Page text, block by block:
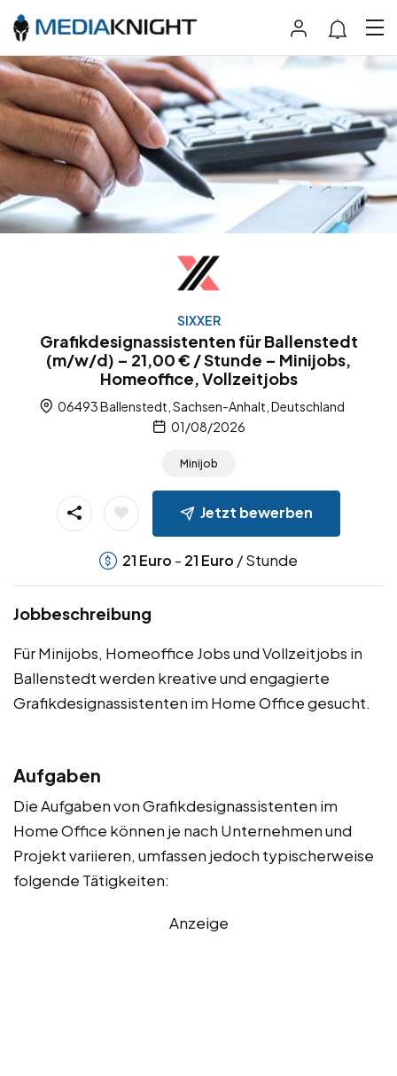
SIXXER
Grafikdesignassistenten für Ballenstedt
(m/w/d) – 21,00 € / Stunde – Minijobs,
Homeoffice, Vollzeitjobs
06493 Ballenstedt, Sachsen-Anhalt, Deutschland
01/08/2026
Minijob
Jetzt bewerben
21 Euro - 21 Euro / Stunde
Jobbeschreibung
Für Minijobs, Homeoffice Jobs und Vollzeitjobs in
Ballenstedt werden kreative und engagierte
Grafikdesignassistenten im Home Office gesucht.
Aufgaben
Die Aufgaben von Grafikdesignassistenten im
Home Office können je nach Unternehmen und
Projekt variieren, umfassen jedoch typischerweise
folgende Tätigkeiten:
Anzeige